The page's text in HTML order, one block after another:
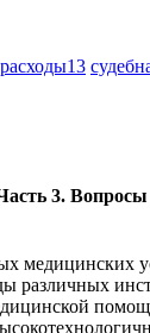
расходы13
3.
медицинских
различных